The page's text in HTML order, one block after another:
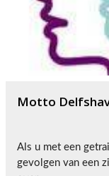
Motto
Als u met een
gevolgen van een